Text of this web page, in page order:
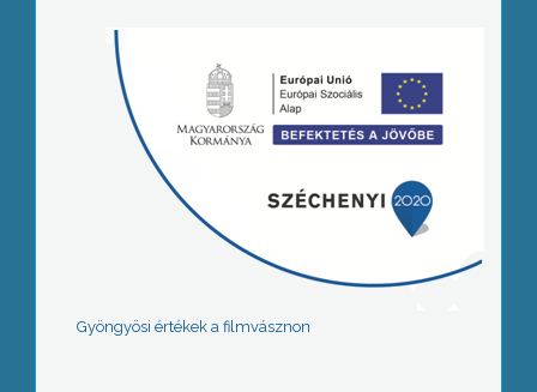
Gyöngyösi értékek a filmvásznon